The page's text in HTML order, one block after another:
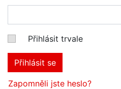
Přihlásit trvale
Přihlásit se
Zapomněli jste heslo?